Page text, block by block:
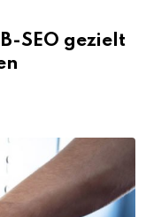
SEO gezielt